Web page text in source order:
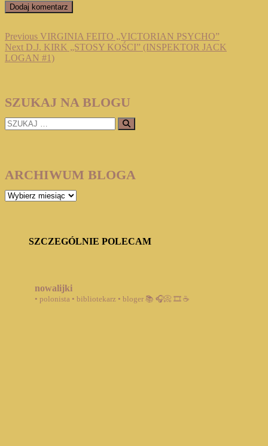
Nawigacja
wpisu
Previous Previous
post:
VIRGINIA FEITO „VICTORIAN PSYCHO”
Next Next
post:
D.J. KIRK „STOSY KOŚCI” (INSPEKTOR JACK
LOGAN #1)
SZUKAJ NA BLOGU
SZUKAJ
…
ARCHIWUM BLOGA
ARCHIWUM
SZCZEGÓLNIE POLECAM
nowalijki
• polonista • bibliotekarz • bloger 📚 🎧📀 🎞️ ☕️